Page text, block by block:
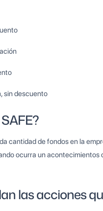
sin descuento
cantidad de fondos en la
ocurra un
las acciones